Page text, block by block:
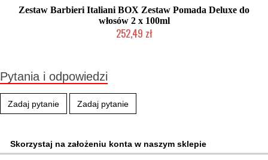
Zestaw Barbieri Italiani BOX Zestaw Pomada Deluxe do
włosów 2 x 100ml
252,49 zł
Pytania i odpowiedzi
Zadaj pytanie Zadaj pytanie
Skorzystaj na założeniu konta w naszym sklepie